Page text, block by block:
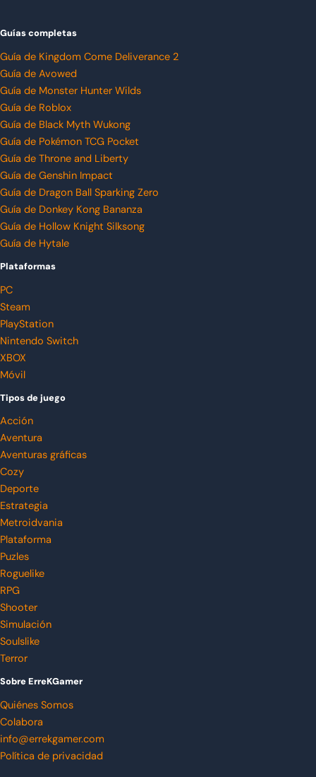
Guías completas
Guía de Kingdom Come Deliverance 2
Guía de Avowed
Guía de Monster Hunter Wilds
Guía de Roblox
Guía de Black Myth Wukong
Guía de Pokémon TCG Pocket
Guía de Throne and Liberty
Guía de Genshin Impact
Guía de Dragon Ball Sparking Zero
Guía de Donkey Kong Bananza
Guía de Hollow Knight Silksong
Guía de Hytale
Plataformas
PC
Steam
PlayStation
Nintendo Switch
XBOX
Móvil
Tipos de juego
Acción
Aventura
Aventuras gráficas
Cozy
Deporte
Estrategia
Metroidvania
Plataforma
Puzles
Roguelike
RPG
Shooter
Simulación
Soulslike
Terror
Sobre ErreKGamer
Quiénes Somos
Colabora
info@errekgamer.com
Política de privacidad